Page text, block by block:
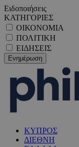
Ειδοποιήσεις
ΚΑΤΗΓΟΡΙΕΣ
ΟΙΚΟΝΟΜΙΑ
ΠΟΛΙΤΙΚΗ
ΕΙΔΗΣΕΙΣ
ΚΥΠΡΟΣ
ΔΙΕΘΝΗ